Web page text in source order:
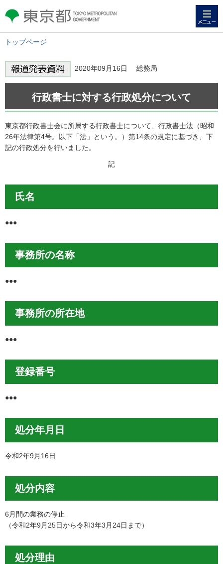
東京都 TOKYO METROPOLITAN
GOVERNMENT
トップページ
2020年09月16日 総務局
行政書士に対する行政処分について
東京都行政書士会に所属する行政書士について、行政書士法（昭和
26年法律第4号。以下「法」という。）第14条の規定に基づき、下
記の行政処分を行いました。
記
氏名
●●●
事務所の名称
●●●
事務所の所在地
●●●
登録番号
●●●
処分年月日
令和2年9月16日
処分内容
6月間の業務の停止
（令和2年9月25日から令和3年3月24日まで）
処分理由